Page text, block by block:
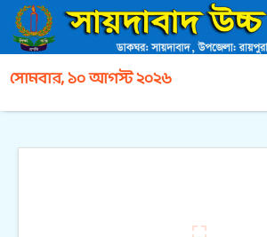
সোমবার, ১০ আগস্ট ২০২৬